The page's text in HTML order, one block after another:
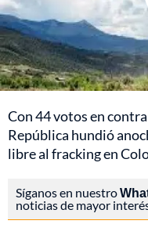
Con 44 votos en
República hundió
libre al fracking en
Síganos en nuestro
noticias de mayor